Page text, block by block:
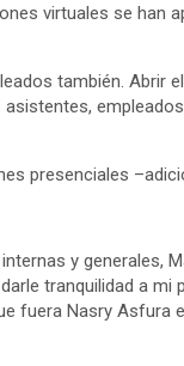
virtuales se han
también. Abrir
presenciales
y generales,
tranquilidad a mi
fuera Nasry Asfura